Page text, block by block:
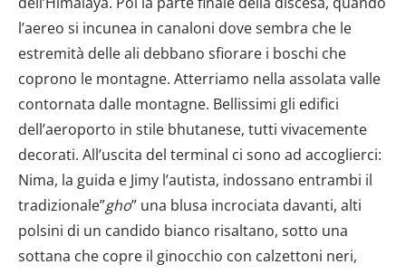
l’aereo si incunea in canaloni dove sembra che le
estremità delle ali debbano sfiorare i boschi che
coprono le montagne. Atterriamo nella assolata valle
contornata dalle montagne. Bellissimi gli edifici
dell’aeroporto in stile bhutanese, tutti vivacemente
decorati. All’uscita del terminal ci sono ad accoglierci:
Nima, la guida e Jimy l’autista, indossano entrambi il
tradizionale”gho” una blusa incrociata davanti, alti
polsini di un candido bianco risaltano, sotto una
sottana che copre il ginocchio con calzettoni neri,